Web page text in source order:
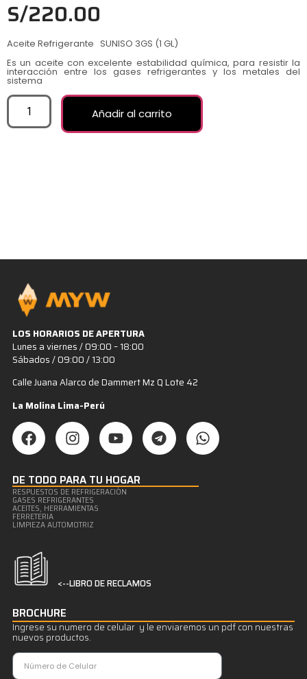
S/220.00
Aceite Refrigerante SUNISO 3GS (1 GL)
Es un aceite con excelente estabilidad química, para resistir la
interacción entre los gases refrigerantes y los metales del
sistema
Añadir al carrito
LOS HORARIOS DE APERTURA
Lunes a viernes / 09:00 – 18:00
Sábados / 09:00 / 13:00
Calle Juana Alarco de Dammert Mz Q Lote 42
La Molina Lima-Perú
DE TODO PARA TU HOGAR
RESPUESTOS DE REFRIGERACIÒN
GASES REFRIGERANTES
ACEITES, HERRAMIENTAS
FERRETERIA
LIMPIEZA AUTOMOTRIZ
<--LIBRO DE RECLAMOS
BROCHURE
Ingrese su numero de celular y le enviaremos un pdf con nuestras
nuevos productos.